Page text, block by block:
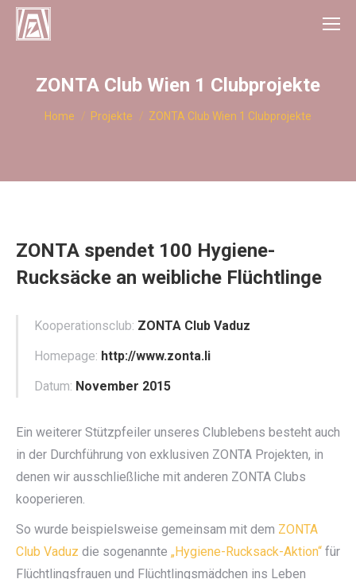
ZONTA Club Wien 1 Clubprojekte
You are here:
Home Projekte ZONTA Club Wien 1 Clubprojekte
ZONTA spendet 100 Hygiene-
Rucksäcke an weibliche Flüchtlinge
Kooperationsclub: ZONTA Club Vaduz
Homepage: http://www.zonta.li
Datum: November 2015
Ein weiterer Stützpfeiler unseres Clublebens besteht auch
in der Durchführung von exklusiven ZONTA Projekten, in
denen wir ausschließliche mit anderen ZONTA Clubs
kooperieren.
So wurde beispielsweise gemeinsam mit dem ZONTA
Club Vaduz die sogenannte „Hygiene-Rucksack-Aktion“ für
Flüchtlingsfrauen und Flüchtlingsmädchen ins Leben